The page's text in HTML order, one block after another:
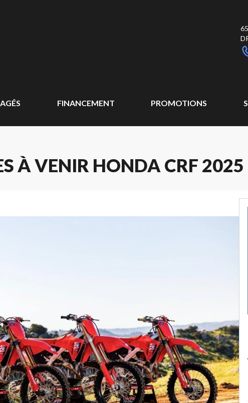
FINANCEMENT PROMOTIONS
À VENIR HONDA CRF 2025